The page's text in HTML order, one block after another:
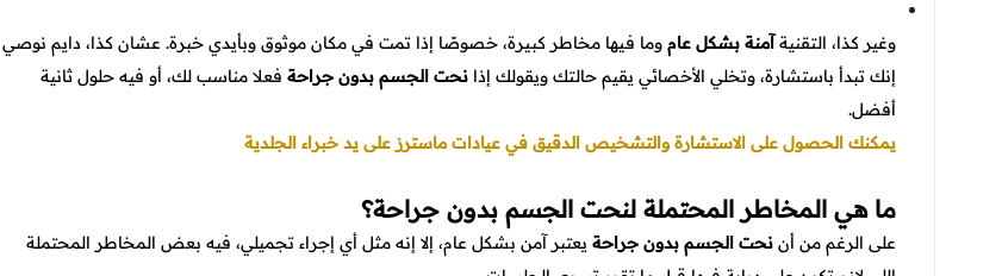
وغير كذا، التقنيةآمنة بشكل عام وما فيها مخاطر كبيرة، خصوصًا إذا تمت في مكان موثوق وبأيدي خبرة. عشان كذا، دايم نوصي
إنك تبدأ باستشارة، وتخلي الأخصائي يقيم حالتك ويقولك إذا نحت الجسم بدون جراحة فعلا مناسب لك، أو فيه حلول ثانية
أفضل.
يمكنك الحصول على الاستشارة والتشخيص الدقيق في عيادات ماسترز على يد خبراء الجلدية
ما هي المخاطر المحتملة لنحت الجسم بدون جراحة؟
على الرغم من أن نحت الجسم بدون جراحة يعتبر آمن بشكل عام، إلا إنه مثل أي إجراء تجميلي، فيه بعض المخاطر المحتملة